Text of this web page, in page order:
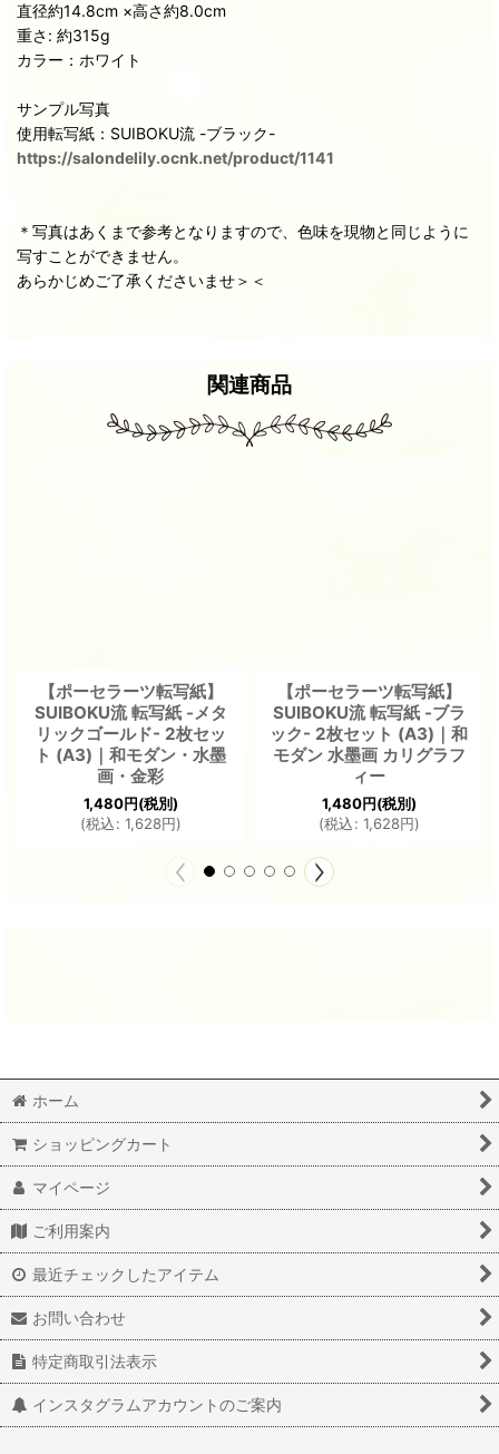
直径約14.8cm ×高さ約8.0cm
重さ: 約315g
カラー：ホワイト
サンプル写真
使用転写紙：SUIBOKU流 -ブラック-
https://salondelily.ocnk.net/product/1141
＊写真はあくまで参考となりますので、色味を現物と同じように
写すことができません。
あらかじめご了承くださいませ＞＜
関連商品
【ポーセラーツ転写紙】
SUIBOKU流 転写紙 -メタ
リックゴールド- 2枚セッ
ト (A3)｜和モダン・水墨
画・金彩
1,480円(税別)
(税込: 1,628円)
【ポーセラーツ転写紙】
SUIBOKU流 転写紙 -ブラ
ック- 2枚セット (A3)｜和
モダン 水墨画 カリグラフ
ィー
1,480円(税別)
(税込: 1,628円)
ホーム
ショッピングカート
マイページ
ご利用案内
最近チェックしたアイテム
お問い合わせ
特定商取引法表示
インスタグラムアカウントのご案内